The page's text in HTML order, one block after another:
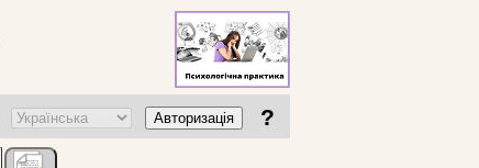
Авторизація ?